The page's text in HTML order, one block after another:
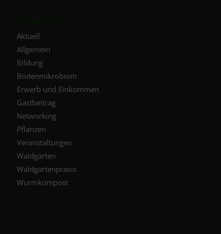
Aktuell
Allgemein
Bildung
Bodenmikrobiom
Erwerb und Einkommen
Gastbeitrag
Networking
Pflanzen
Veranstaltungen
Waldgärten
Waldgartenpraxis
Wurmkompost